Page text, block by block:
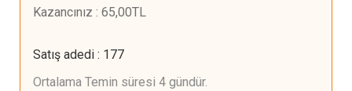
Kazancınız : 65,00TL
Satış adedi: 177
Ortalama Temin süresi 4 gündür.